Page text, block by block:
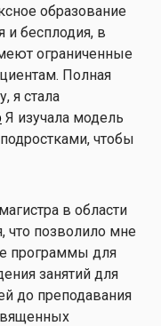
образование
и бесплодия, в
ограниченные
Полная
я стала
Я изучала модель
чтобы
в области
что позволило мне
программы для
занятий для
до преподавания